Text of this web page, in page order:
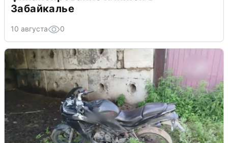
Забайкалье
10 августа 0